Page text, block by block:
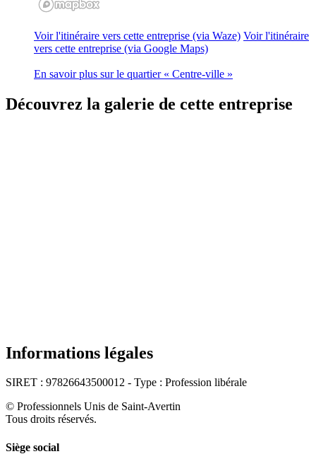
Voir l'itinéraire vers cette entreprise (via Waze) Voir l'itinéraire
vers cette entreprise (via Google Maps)
En savoir plus sur le quartier « Centre-ville »
Découvrez la galerie de cette entreprise
Informations légales
SIRET : 97826643500012 - Type : Profession libérale
© Professionnels Unis de Saint-Avertin
Tous droits réservés.
Siège social